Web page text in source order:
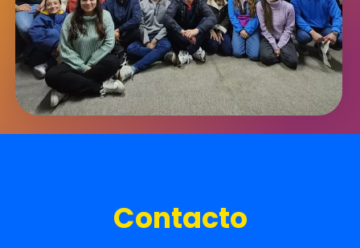
Contacto